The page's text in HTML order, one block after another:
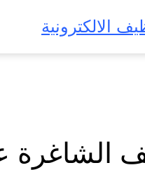
الالكترونية
الشاغرة